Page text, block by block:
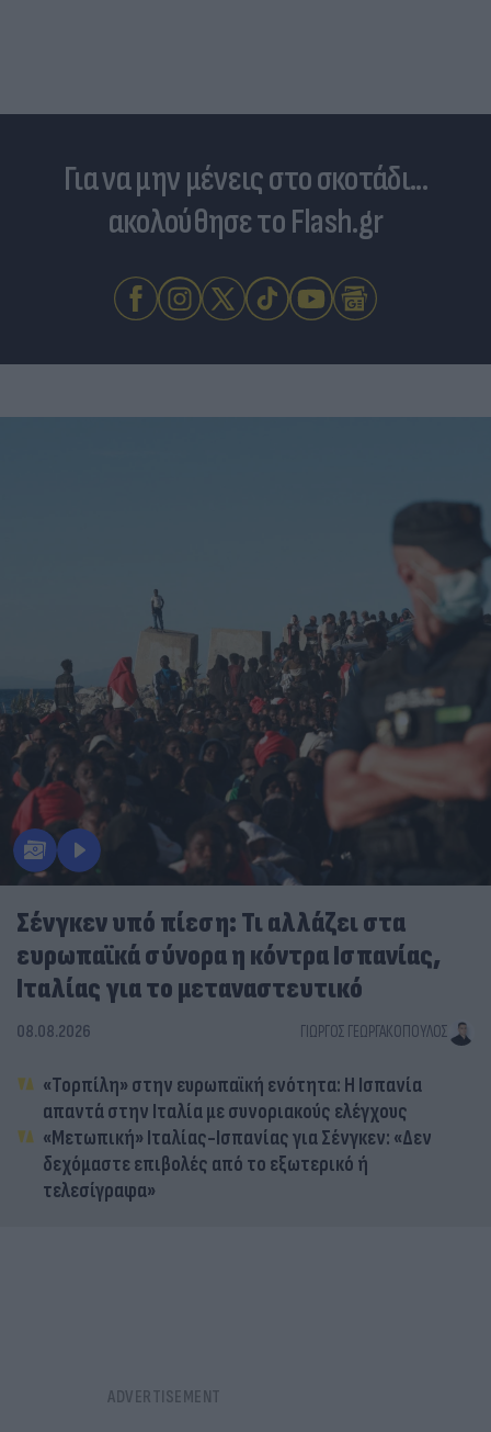
Για να μην μένεις στο σκοτάδι...
ακολούθησε το Flash.gr
Σένγκεν υπό πίεση: Τι αλλάζει στα
ευρωπαϊκά σύνορα η κόντρα Ισπανίας,
Ιταλίας για το μεταναστευτικό
08.08.2026 ΓΙΏΡΓΟΣ ΓΕΩΡΓΑΚΌΠΟΥΛΟΣ
«Τορπίλη» στην ευρωπαϊκή ενότητα: Η Ισπανία
απαντά στην Ιταλία με συνοριακούς ελέγχους
«Μετωπική» Ιταλίας-Ισπανίας για Σένγκεν: «Δεν
δεχόμαστε επιβολές από το εξωτερικό ή
τελεσίγραφα»